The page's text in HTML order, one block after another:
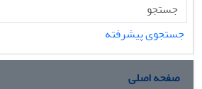
جستجوی پیشرفته
صفحه اصلی